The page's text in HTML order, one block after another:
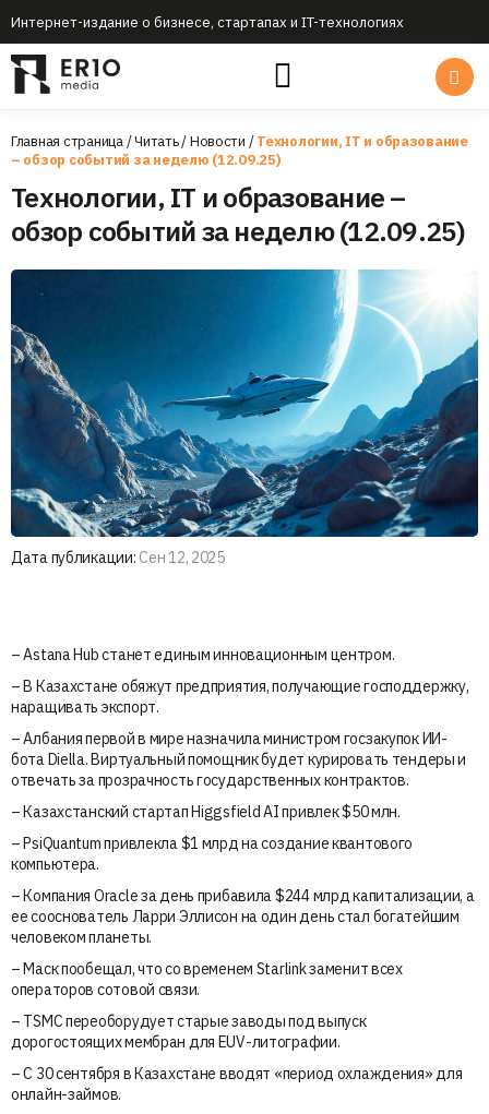
Интернет-издание о бизнесе, стартапах и IT-технологиях
Главная страница/Читать/Новости /Технологии, IT и образование
– обзор событий за неделю (12.09.25)
Технологии, IT и образование –
обзор событий за неделю (12.09.25)
Дата публикации: Сен 12, 2025
– Astana Hub станет единым инновационным центром.
– В Казахстане обяжут предприятия, получающие господдержку,
наращивать экспорт.
– Албания первой в мире назначила министром госзакупок ИИ-
бота Diella. Виртуальный помощник будет курировать тендеры и
отвечать за прозрачность государственных контрактов.
– Казахстанский стартап Higgsfield AI привлек $50 млн.
– PsiQuantum привлекла $1 млрд на создание квантового
компьютера.
– Компания Oracle за день прибавила $244 млрд капитализации, а
ее сооснователь Ларри Эллисон на один день стал богатейшим
человеком планеты.
– Маск пообещал, что со временем Starlink заменит всех
операторов сотовой связи.
– TSMC переоборудует старые заводы под выпуск
дорогостоящих мембран для EUV-литографии.
– С 30 сентября в Казахстане вводят «период охлаждения» для
онлайн-займов.